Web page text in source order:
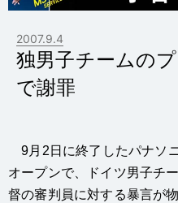
2007.9.4
独男子チームの
で謝罪
9月2日に終了したパナソ
オープンで、ドイツ男子チ
督の審判員に対する暴言が